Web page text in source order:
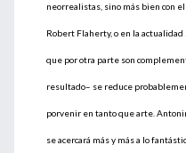
neorrealistas, sino más bien con
Robert Flaherty, o en la actualidad
que por otra parte son
resultado– se reduce
porvenir en tanto que arte.
se acercará más y más a lo